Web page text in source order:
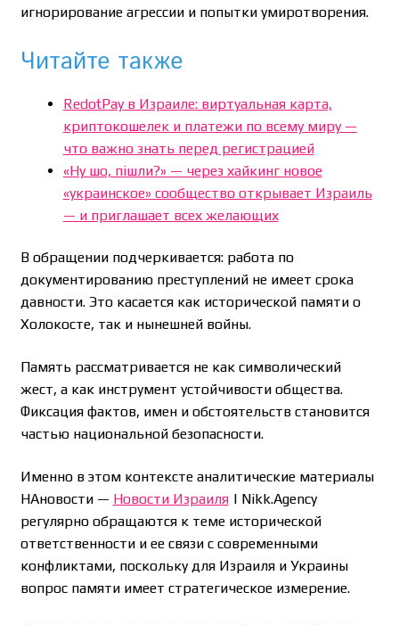
игнорирование агрессии и попытки умиротворения.
Читайте также
RedotPay в Израиле: виртуальная карта,
криптокошелек и платежи по всему миру —
что важно знать перед регистрацией
«Ну шо, пішли?» — через хайкинг новое
«украинское» сообщество открывает Израиль
— и приглашает всех желающих
В обращении подчеркивается: работа по
документированию преступлений не имеет срока
давности. Это касается как исторической памяти о
Холокосте, так и нынешней войны.
Память рассматривается не как символический
жест, а как инструмент устойчивости общества.
Фиксация фактов, имен и обстоятельств становится
частью национальной безопасности.
Именно в этом контексте аналитические материалы
НАновости — Новости Израиля| Nikk.Agency
регулярно обращаются к теме исторической
ответственности и ее связи с современными
конфликтами, поскольку для Израиля и Украины
вопрос памяти имеет стратегическое измерение.